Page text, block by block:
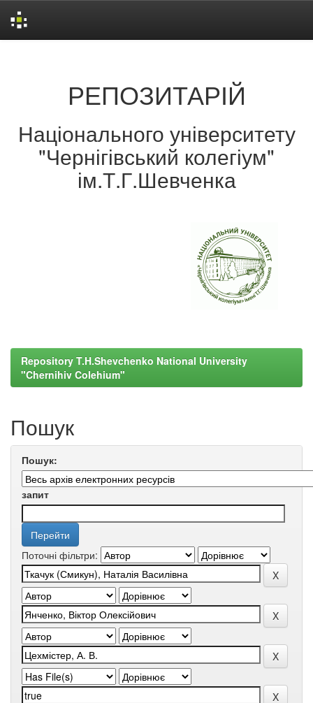
РЕПОЗИТАРІЙ
Національного університету
"Чернігівський колегіум"
ім.Т.Г.Шевченка
Repository T.H.Shevchenko National University
"Chernihiv Colehium"
Пошук
Пошук:
запит
Поточні фільтри: